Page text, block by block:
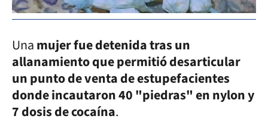
Unamujer fue detenida tras un
allanamiento que permitió desarticular
un punto de venta de estupefacientes
donde incautaron 40 "piedras" en nylon y
7 dosis de cocaína.